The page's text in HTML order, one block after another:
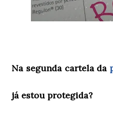
Na segunda cartela da
já estou protegida?